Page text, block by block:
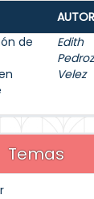
de
Edith
Velez
Temas